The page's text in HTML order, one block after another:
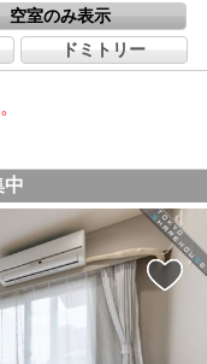
空室のみ表示
ドミトリー
中